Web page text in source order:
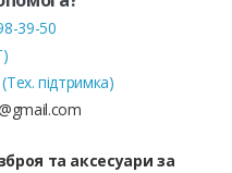
39-50
підтримка)
та аксесуари за